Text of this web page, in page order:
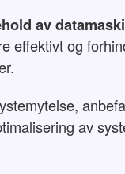
av
effektivt og
av